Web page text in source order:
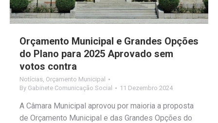
Orçamento Municipal e Grandes Opções
do Plano para 2025 Aprovado sem
votos contra
Notícias Orçamento Municipal
By Gabinete Comunicação Social 11 Dezembro 2024
A Câmara Municipal aprovou por maioria a proposta
de Orçamento Municipal e das Grandes Opções do